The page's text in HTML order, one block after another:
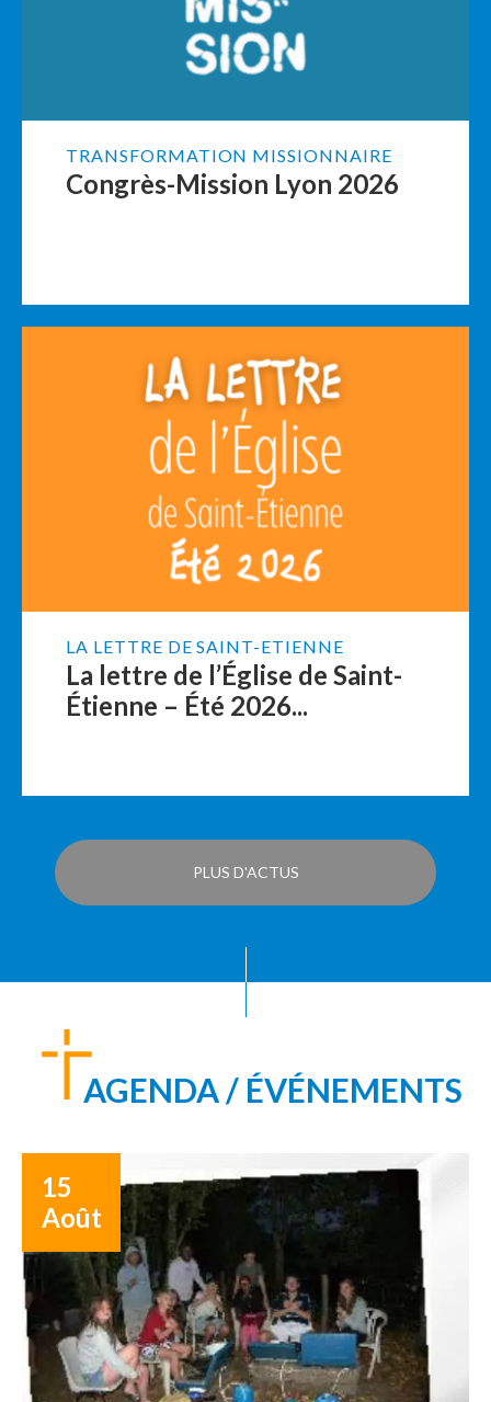
TRANSFORMATION MISSIONNAIRE
Congrès-Mission Lyon 2026
LA LETTRE DE SAINT-ETIENNE
La lettre de l’Église de Saint-
Étienne – Été 2026...
PLUS D'ACTUS
AGENDA / ÉVÉNEMENTS
15
Août